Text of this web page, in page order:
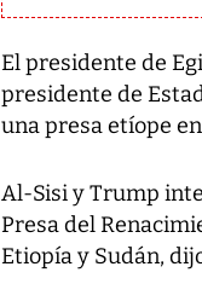
El presidente de
presidente de
una presa etíope
Al-Sisi y Trump
Presa del
Etiopía y Sudán,